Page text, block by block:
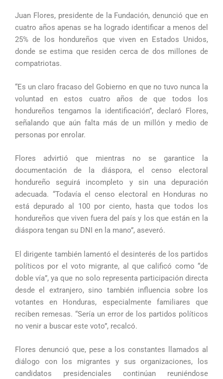
Juan Flores, presidente de la Fundación, denunció que en
cuatro años apenas se ha logrado identificar a menos del
25% de los hondureños que viven en Estados Unidos,
donde se estima que residen cerca de dos millones de
compatriotas.
“Es un claro fracaso del Gobierno en que no tuvo nunca la
voluntad en estos cuatro años de que todos los
hondureños tengamos la identificación”, declaró Flores,
señalando que aún falta más de un millón y medio de
personas por enrolar.
Flores advirtió que mientras no se garantice la
documentación de la diáspora, el censo electoral
hondureño seguirá incompleto y sin una depuración
adecuada. “Todavía el censo electoral en Honduras no
está depurado al 100 por ciento, hasta que todos los
hondureños que viven fuera del país y los que están en la
diáspora tengan su DNI en la mano”, aseveró.
El dirigente también lamentó el desinterés de los partidos
políticos por el voto migrante, al que calificó como “de
doble vía”, ya que no solo representa participación directa
desde el extranjero, sino también influencia sobre los
votantes en Honduras, especialmente familiares que
reciben remesas. “Sería un error de los partidos políticos
no venir a buscar este voto”, recalcó.
Flores denunció que, pese a los constantes llamados al
diálogo con los migrantes y sus organizaciones, los
candidatos presidenciales continúan reuniéndose